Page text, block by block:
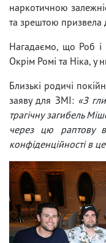
наркотичною
та зрештою призвела
Нагадаємо, що Роб і
Окрім Ромі та Ніка,
Близькі родичі
заяву для ЗМІ: «З
трагічну загибель
через цю раптову
конфіденційності в